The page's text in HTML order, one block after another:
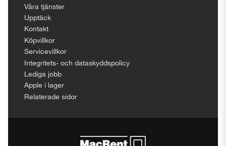
Våra tjänster
Upptäck
Kontakt
Köpvillkor
Servicevillkor
Integritets- och dataskyddspolicy
Lediga jobb
Apple i lager
Relaterade sidor